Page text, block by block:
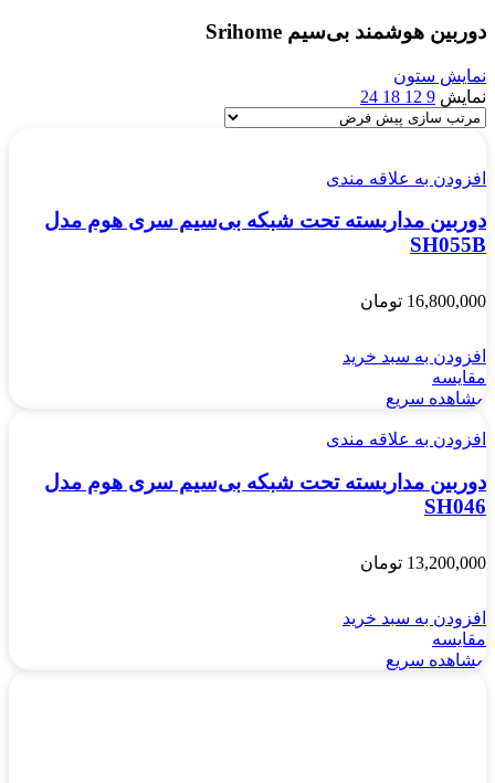
دوربین هوشمند بی‌سیم Srihome
نمایش ستون
نمایش 9
12
18
24
افزودن به علاقه مندی
دوربین مداربسته تحت شبکه بی‌سیم سری هوم مدل
SH055B
16,800,000 تومان
افزودن به سبد خرید
مقایسه
مشاهده سریع
افزودن به علاقه مندی
دوربین مداربسته تحت شبکه بی‌سیم سری هوم مدل
SH046
13,200,000 تومان
افزودن به سبد خرید
مقایسه
مشاهده سریع